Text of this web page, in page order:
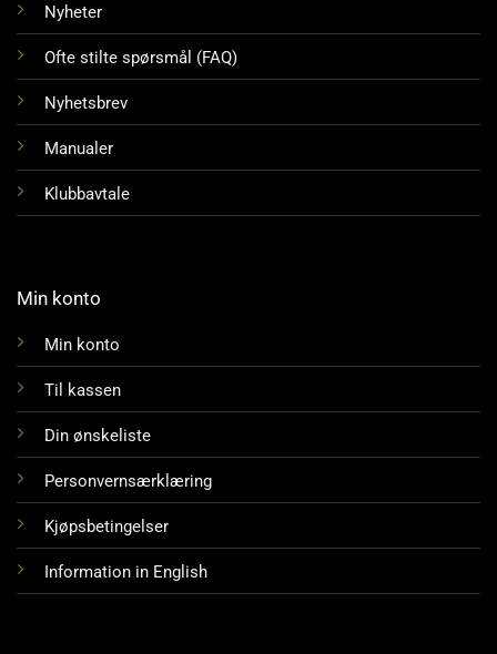
Nyheter
Ofte stilte spørsmål (FAQ)
Nyhetsbrev
Manualer
Klubbavtale
Min konto
Min konto
Til kassen
Din ønskeliste
Personvernsærklæring
Kjøpsbetingelser
Information in English